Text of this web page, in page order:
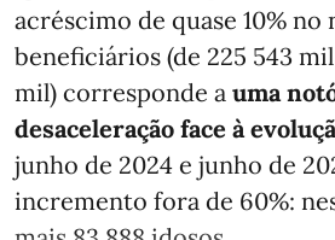
acréscimo de quase 10% no
beneficiários (de 225 543
mil) corresponde a uma
desaceleração face à
junho de 2024 e junho de
incremento fora de 60%: